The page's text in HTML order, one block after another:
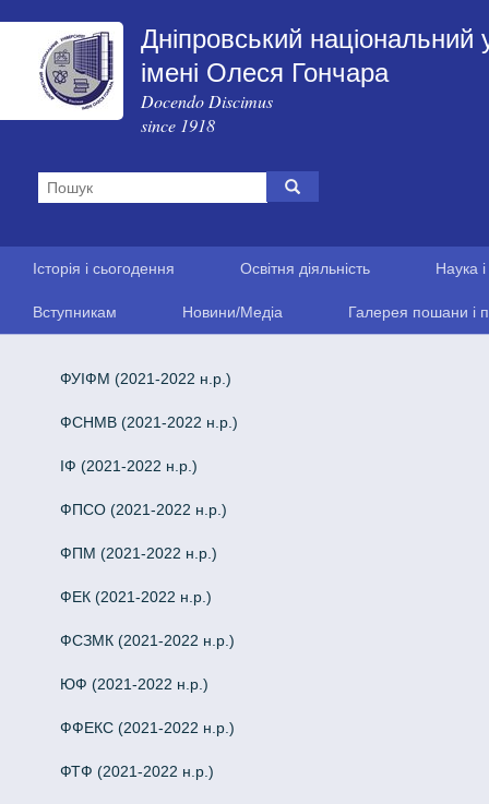
Дніпровський національний
імені Олеся Гончара
Docendo Discimus
since 1918
Історія і сьогодення Освітня діяльність Наука
Вступникам Новини/Медіа Галерея пошани і
ФУІФМ (2021-2022 н.р.)
ФСНМВ (2021-2022 н.р.)
ІФ (2021-2022 н.р.)
ФПСО (2021-2022 н.р.)
ФПМ (2021-2022 н.р.)
ФЕК (2021-2022 н.р.)
ФСЗМК (2021-2022 н.р.)
ЮФ (2021-2022 н.р.)
ФФЕКС (2021-2022 н.р.)
ФТФ (2021-2022 н.р.)